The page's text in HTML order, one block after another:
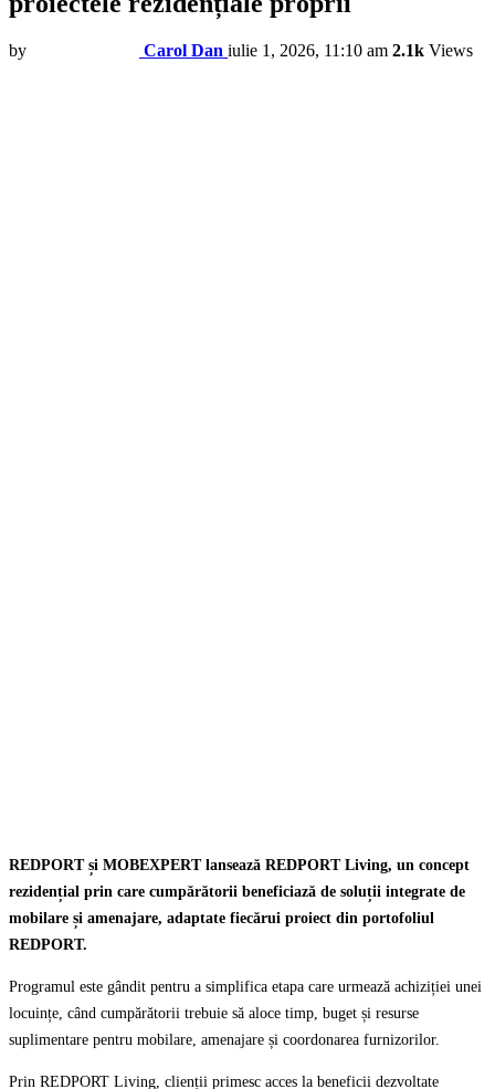
by Carol Dan iulie 1, 2026, 11:10 am 2.1k Views
REDPORT și MOBEXPERT lansează REDPORT Living, un concept
rezidențial prin care cumpărătorii beneficiază de soluții integrate de
mobilare și amenajare, adaptate fiecărui proiect din portofoliul
REDPORT.
Programul este gândit pentru a simplifica etapa care urmează achiziției unei
locuințe, când cumpărătorii trebuie să aloce timp, buget și resurse
suplimentare pentru mobilare, amenajare și coordonarea furnizorilor.
Prin REDPORT Living, clienții primesc acces la beneficii dezvoltate